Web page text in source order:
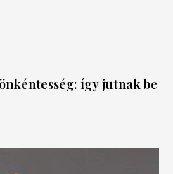
így jutnak be